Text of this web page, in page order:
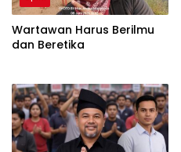
Wartawan Harus Berilmu
dan Beretika